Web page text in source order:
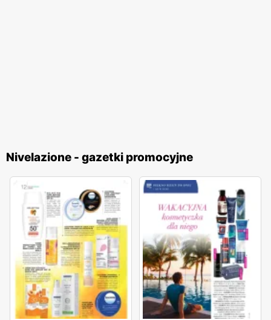
Nivelazione - gazetki promocyjne